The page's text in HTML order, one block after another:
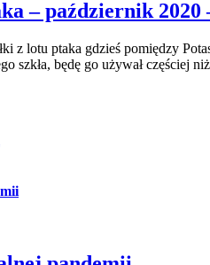
– październik 2020
z lotu ptaka gdzieś pomiędzy
będę go używał częściej